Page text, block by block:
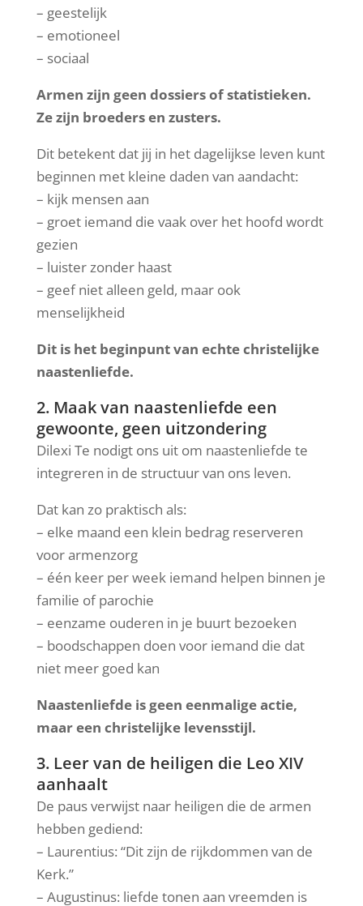
– geestelijk
– emotioneel
– sociaal
Armen zijn geen dossiers of statistieken.
Ze zijn broeders en zusters.
Dit betekent dat jij in het dagelijkse leven kunt
beginnen met kleine daden van aandacht:
– kijk mensen aan
– groet iemand die vaak over het hoofd wordt
gezien
– luister zonder haast
– geef niet alleen geld, maar ook
menselijkheid
Dit is het beginpunt van echte christelijke
naastenliefde.
2. Maak van naastenliefde een
gewoonte, geen uitzondering
Dilexi Te nodigt ons uit om naastenliefde te
integreren in de structuur van ons leven.
Dat kan zo praktisch als:
– elke maand een klein bedrag reserveren
voor armenzorg
– één keer per week iemand helpen binnen je
familie of parochie
– eenzame ouderen in je buurt bezoeken
– boodschappen doen voor iemand die dat
niet meer goed kan
Naastenliefde is geen eenmalige actie,
maar een christelijke levensstijl.
3. Leer van de heiligen die Leo XIV
aanhaalt
De paus verwijst naar heiligen die de armen
hebben gediend:
– Laurentius: “Dit zijn de rijkdommen van de
Kerk.”
– Augustinus: liefde tonen aan vreemden is